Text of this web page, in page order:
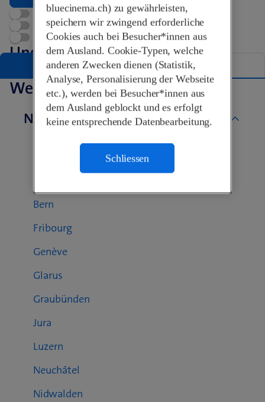
Jetzt geöffnet
Terminvereinbarung
Swisscom World Partner
Unsere Shops in Therwil
Liste Karte
Weitere Swisscom Shops
Nach Kanton
Basel-Landschaft
Bern
Fribourg
Genève
Glarus
Graubünden
Jura
Luzern
Neuchâtel
Nidwalden
bluecinema.ch) zu gewährleisten,
speichern wir zwingend erforderliche
Cookies auch bei Besucher*innen aus
dem Ausland. Cookie-Typen, welche
anderen Zwecken dienen (Statistik,
Analyse, Personalisierung der Webseite
etc.), werden bei Besucher*innen aus
dem Ausland geblockt und es erfolgt
keine entsprechende Datenbearbeitung.
Schliessen